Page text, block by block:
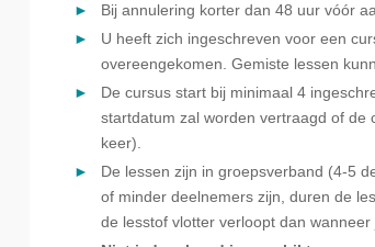
Bij annulering korter dan 48 uur vóór
U heeft zich ingeschreven voor een
overeengekomen. Gemiste lessen
De cursus start bij minimaal 4
startdatum zal worden vertraagd of de
keer).
De lessen zijn in groepsverband (4-5
of minder deelnemers zijn, duren de
de lesstof vlotter verloopt dan